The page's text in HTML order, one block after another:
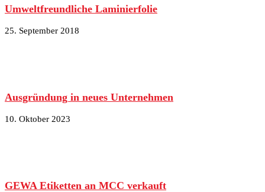
Umweltfreundliche Laminierfolie
25. September 2018
Ausgründung in neues Unternehmen
10. Oktober 2023
GEWA Etiketten an MCC verkauft